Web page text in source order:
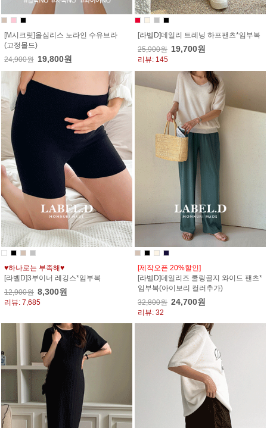
[M시크릿]올심리스 노라인 수유브라
(고정몰드)
24,900원 19,800원
[라벨D]데일리 트레닝 하프팬츠*임부복
25,900원 19,700원
리뷰: 145
♥하나로는 부족해♥
[라벨D]3부이너 레깅스*임부복
12,900원 8,300원
리뷰: 7,685
[제작오픈 20%할인]
[라벨D]데일리즈 쿨링골지 와이드 팬츠*
임부복(아이보리 컬러추가)
32,800원 24,700원
리뷰: 32